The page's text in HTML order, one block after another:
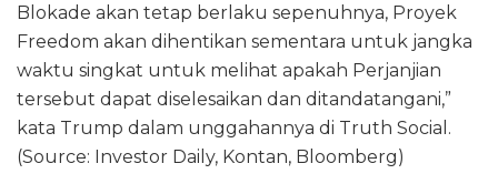
Blokade akan tetap berlaku sepenuhnya, Proyek
Freedom akan dihentikan sementara untuk jangka
waktu singkat untuk melihat apakah Perjanjian
tersebut dapat diselesaikan dan ditandatangani,”
kata Trump dalam unggahannya di Truth Social.
(Source: Investor Daily, Kontan, Bloomberg)